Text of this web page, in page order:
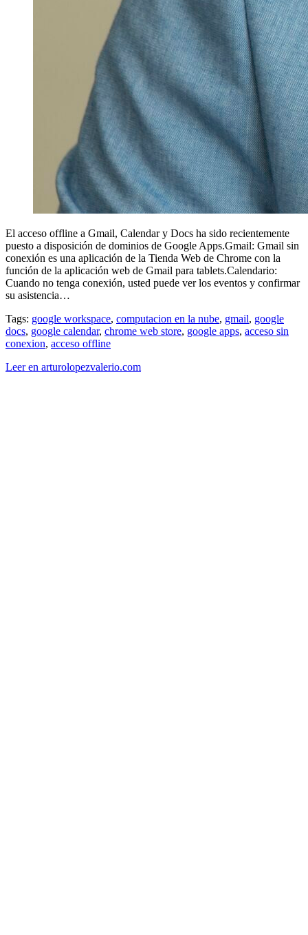
El acceso offline a Gmail, Calendar y Docs ha sido recientemente
puesto a disposición de dominios de Google Apps.Gmail: Gmail sin
conexión es una aplicación de la Tienda Web de Chrome con la
función de la aplicación web de Gmail para tablets.Calendario:
Cuando no tenga conexión, usted puede ver los eventos y confirmar
su asistencia…
Tags: google workspace, computacion en la nube, gmail, google
docs, google calendar, chrome web store, google apps, acceso sin
conexion, acceso offline
Leer en arturolopezvalerio.com